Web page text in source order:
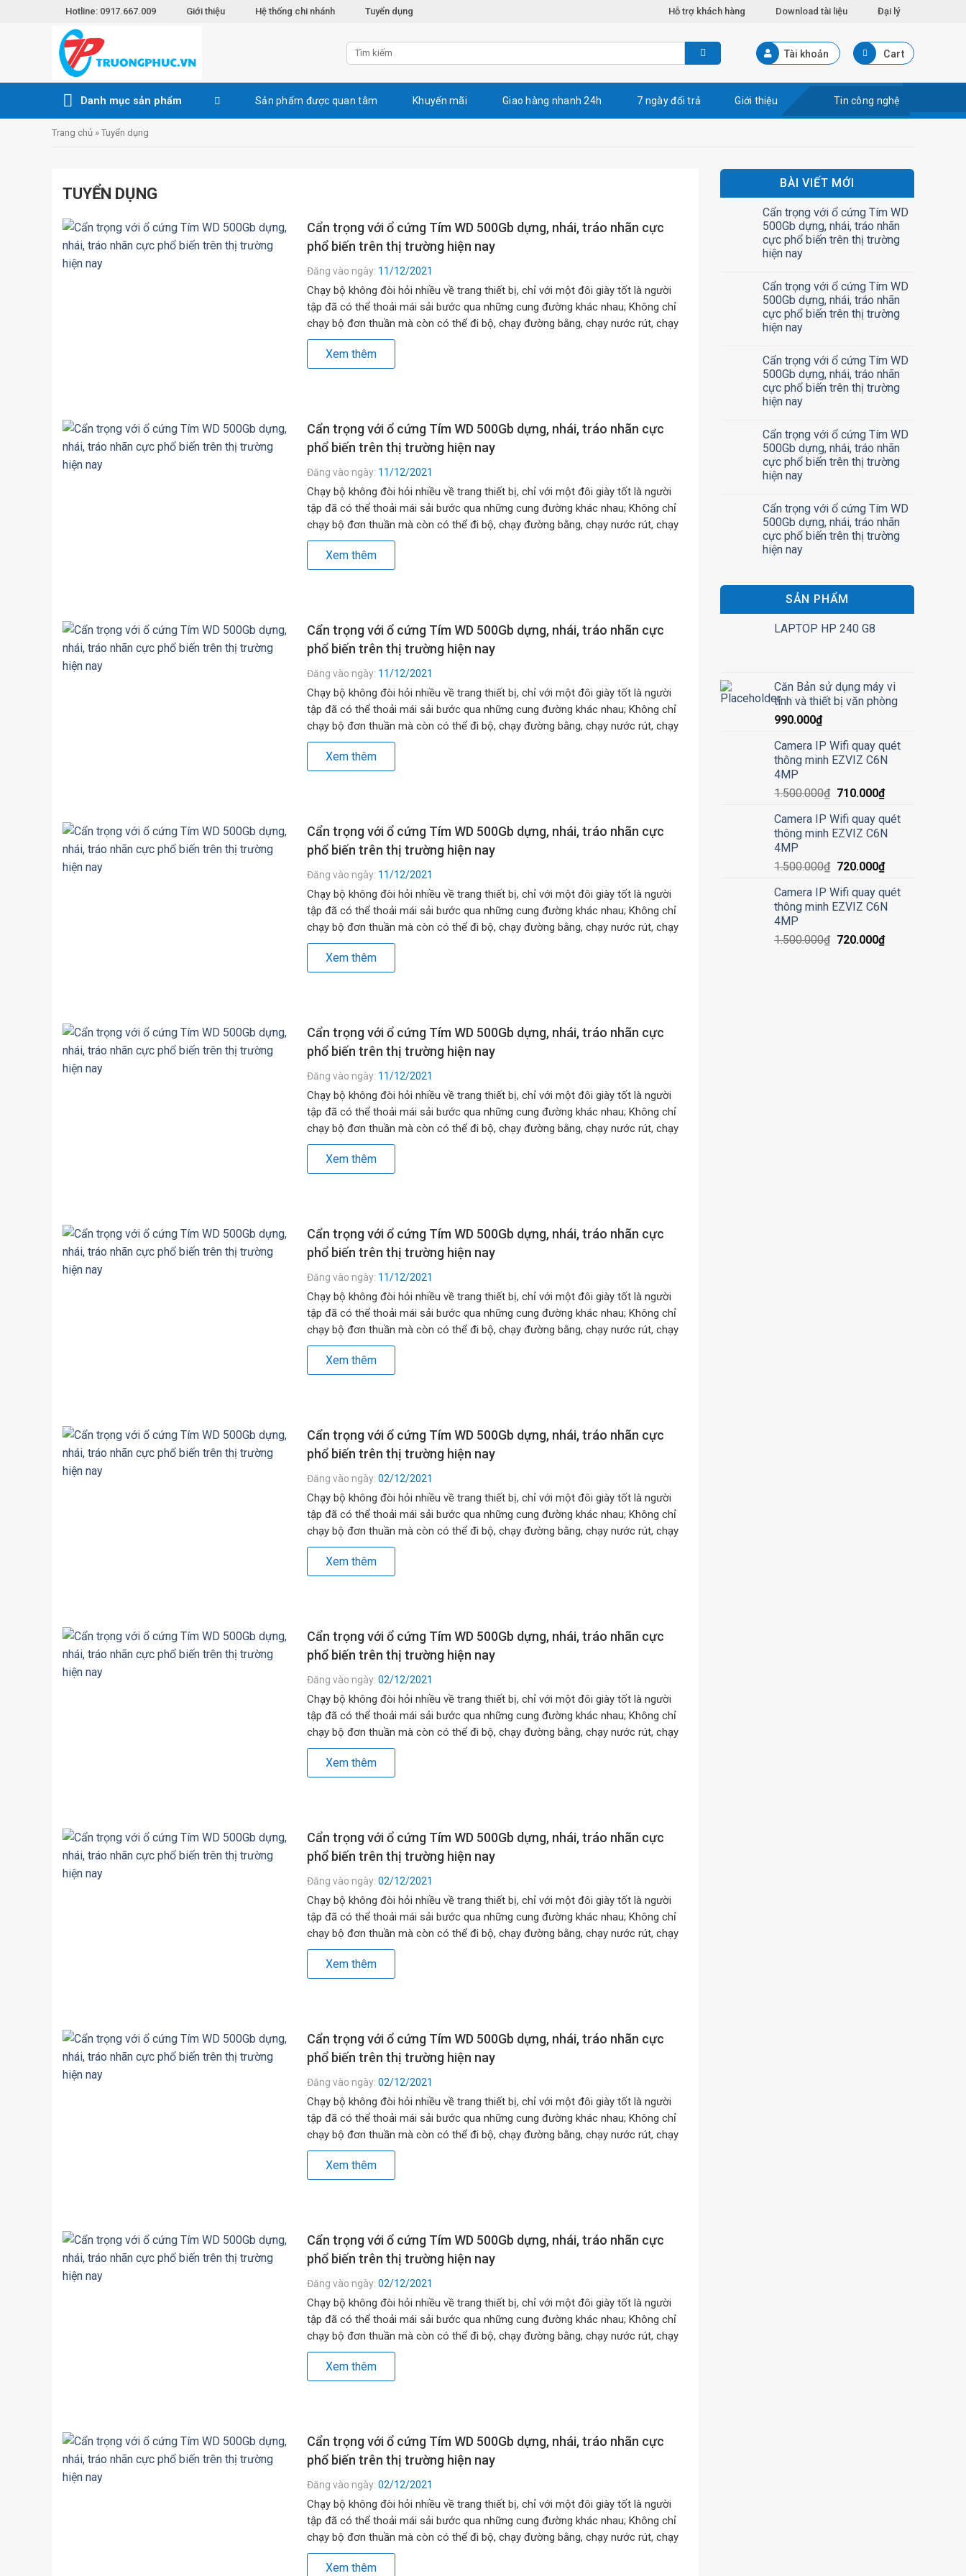
Hotline: 0917.667.009 Giới thiệu Hệ thống chi nhánh Tuyển dụng Hỗ trợ khách hàng Download tài liệu Đại lý
Tài khoản Cart
Danh mục sản phẩm Sản phẩm được quan tâm Khuyến mãi Giao hàng nhanh 24h 7 ngày đổi trả Giới thiệu Tin công nghệ
Trang chủ » Tuyển dụng
TUYỂN DỤNG
Cẩn trọng với ổ cứng Tím WD 500Gb dựng, nhái, tráo nhãn cực
phổ biến trên thị trường hiện nay
Đăng vào ngày: 11/12/2021
Chạy bộ không đòi hỏi nhiều về trang thiết bị, chỉ với một đôi giày tốt là người
tập đã có thể thoải mái sải bước qua những cung đường khác nhau; Không chỉ
chạy bộ đơn thuần mà còn có thể đi bộ, chạy đường bằng, chạy nước rút, chạy
băng đồi, lên dốc… […]
Xem thêm
Cẩn trọng với ổ cứng Tím WD 500Gb dựng, nhái, tráo nhãn cực
phổ biến trên thị trường hiện nay
Đăng vào ngày: 11/12/2021
Chạy bộ không đòi hỏi nhiều về trang thiết bị, chỉ với một đôi giày tốt là người
tập đã có thể thoải mái sải bước qua những cung đường khác nhau; Không chỉ
chạy bộ đơn thuần mà còn có thể đi bộ, chạy đường bằng, chạy nước rút, chạy
băng đồi, lên dốc… […]
Xem thêm
Cẩn trọng với ổ cứng Tím WD 500Gb dựng, nhái, tráo nhãn cực
phổ biến trên thị trường hiện nay
Đăng vào ngày: 11/12/2021
Chạy bộ không đòi hỏi nhiều về trang thiết bị, chỉ với một đôi giày tốt là người
tập đã có thể thoải mái sải bước qua những cung đường khác nhau; Không chỉ
chạy bộ đơn thuần mà còn có thể đi bộ, chạy đường bằng, chạy nước rút, chạy
băng đồi, lên dốc… […]
Xem thêm
Cẩn trọng với ổ cứng Tím WD 500Gb dựng, nhái, tráo nhãn cực
phổ biến trên thị trường hiện nay
Đăng vào ngày: 11/12/2021
Chạy bộ không đòi hỏi nhiều về trang thiết bị, chỉ với một đôi giày tốt là người
tập đã có thể thoải mái sải bước qua những cung đường khác nhau; Không chỉ
chạy bộ đơn thuần mà còn có thể đi bộ, chạy đường bằng, chạy nước rút, chạy
băng đồi, lên dốc… […]
Xem thêm
Cẩn trọng với ổ cứng Tím WD 500Gb dựng, nhái, tráo nhãn cực
phổ biến trên thị trường hiện nay
Đăng vào ngày: 11/12/2021
Chạy bộ không đòi hỏi nhiều về trang thiết bị, chỉ với một đôi giày tốt là người
tập đã có thể thoải mái sải bước qua những cung đường khác nhau; Không chỉ
chạy bộ đơn thuần mà còn có thể đi bộ, chạy đường bằng, chạy nước rút, chạy
băng đồi, lên dốc… […]
Xem thêm
Cẩn trọng với ổ cứng Tím WD 500Gb dựng, nhái, tráo nhãn cực
phổ biến trên thị trường hiện nay
Đăng vào ngày: 11/12/2021
Chạy bộ không đòi hỏi nhiều về trang thiết bị, chỉ với một đôi giày tốt là người
tập đã có thể thoải mái sải bước qua những cung đường khác nhau; Không chỉ
chạy bộ đơn thuần mà còn có thể đi bộ, chạy đường bằng, chạy nước rút, chạy
băng đồi, lên dốc… […]
Xem thêm
Cẩn trọng với ổ cứng Tím WD 500Gb dựng, nhái, tráo nhãn cực
phổ biến trên thị trường hiện nay
Đăng vào ngày: 02/12/2021
Chạy bộ không đòi hỏi nhiều về trang thiết bị, chỉ với một đôi giày tốt là người
tập đã có thể thoải mái sải bước qua những cung đường khác nhau; Không chỉ
chạy bộ đơn thuần mà còn có thể đi bộ, chạy đường bằng, chạy nước rút, chạy
băng đồi, lên dốc… […]
Xem thêm
Cẩn trọng với ổ cứng Tím WD 500Gb dựng, nhái, tráo nhãn cực
phổ biến trên thị trường hiện nay
Đăng vào ngày: 02/12/2021
Chạy bộ không đòi hỏi nhiều về trang thiết bị, chỉ với một đôi giày tốt là người
tập đã có thể thoải mái sải bước qua những cung đường khác nhau; Không chỉ
chạy bộ đơn thuần mà còn có thể đi bộ, chạy đường bằng, chạy nước rút, chạy
băng đồi, lên dốc… […]
Xem thêm
Cẩn trọng với ổ cứng Tím WD 500Gb dựng, nhái, tráo nhãn cực
phổ biến trên thị trường hiện nay
Đăng vào ngày: 02/12/2021
Chạy bộ không đòi hỏi nhiều về trang thiết bị, chỉ với một đôi giày tốt là người
tập đã có thể thoải mái sải bước qua những cung đường khác nhau; Không chỉ
chạy bộ đơn thuần mà còn có thể đi bộ, chạy đường bằng, chạy nước rút, chạy
băng đồi, lên dốc… […]
Xem thêm
Cẩn trọng với ổ cứng Tím WD 500Gb dựng, nhái, tráo nhãn cực
phổ biến trên thị trường hiện nay
Đăng vào ngày: 02/12/2021
Chạy bộ không đòi hỏi nhiều về trang thiết bị, chỉ với một đôi giày tốt là người
tập đã có thể thoải mái sải bước qua những cung đường khác nhau; Không chỉ
chạy bộ đơn thuần mà còn có thể đi bộ, chạy đường bằng, chạy nước rút, chạy
băng đồi, lên dốc… […]
Xem thêm
Cẩn trọng với ổ cứng Tím WD 500Gb dựng, nhái, tráo nhãn cực
phổ biến trên thị trường hiện nay
Đăng vào ngày: 02/12/2021
Chạy bộ không đòi hỏi nhiều về trang thiết bị, chỉ với một đôi giày tốt là người
tập đã có thể thoải mái sải bước qua những cung đường khác nhau; Không chỉ
chạy bộ đơn thuần mà còn có thể đi bộ, chạy đường bằng, chạy nước rút, chạy
băng đồi, lên dốc… […]
Xem thêm
Cẩn trọng với ổ cứng Tím WD 500Gb dựng, nhái, tráo nhãn cực
phổ biến trên thị trường hiện nay
Đăng vào ngày: 02/12/2021
Chạy bộ không đòi hỏi nhiều về trang thiết bị, chỉ với một đôi giày tốt là người
tập đã có thể thoải mái sải bước qua những cung đường khác nhau; Không chỉ
chạy bộ đơn thuần mà còn có thể đi bộ, chạy đường bằng, chạy nước rút, chạy
băng đồi, lên dốc… […]
Xem thêm
BÀI VIẾT MỚI
Cẩn trọng với ổ cứng Tím WD
500Gb dựng, nhái, tráo nhãn
cực phổ biến trên thị trường
hiện nay
Cẩn trọng với ổ cứng Tím WD
500Gb dựng, nhái, tráo nhãn
cực phổ biến trên thị trường
hiện nay
Cẩn trọng với ổ cứng Tím WD
500Gb dựng, nhái, tráo nhãn
cực phổ biến trên thị trường
hiện nay
Cẩn trọng với ổ cứng Tím WD
500Gb dựng, nhái, tráo nhãn
cực phổ biến trên thị trường
hiện nay
Cẩn trọng với ổ cứng Tím WD
500Gb dựng, nhái, tráo nhãn
cực phổ biến trên thị trường
hiện nay
SẢN PHẨM
LAPTOP HP 240 G8
Căn Bản sử dụng máy vi
tính và thiết bị văn phòng
990.000₫
Camera IP Wifi quay quét
thông minh EZVIZ C6N
4MP
1.500.000₫ 710.000₫
Camera IP Wifi quay quét
thông minh EZVIZ C6N
4MP
1.500.000₫ 720.000₫
Camera IP Wifi quay quét
thông minh EZVIZ C6N
4MP
1.500.000₫ 720.000₫